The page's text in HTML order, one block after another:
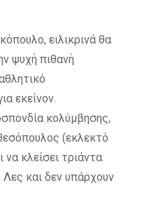
ειλικρινά θα
ψυχή πιθανή
εκείνον.
κολύμβησης,
(εκλεκτό
να κλείσει τριάντα
και δεν υπάρχουν